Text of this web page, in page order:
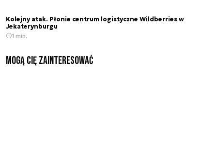
Kolejny atak. Płonie centrum logistyczne Wildberries w
Jekaterynburgu
1 min.
Mogą Cię zainteresować